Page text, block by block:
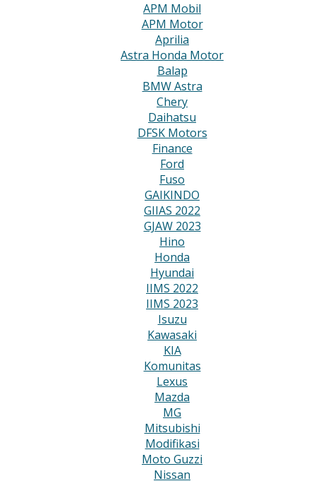
APM Mobil
APM Motor
Aprilia
Astra Honda Motor
Balap
BMW Astra
Chery
Daihatsu
DFSK Motors
Finance
Ford
Fuso
GAIKINDO
GIIAS 2022
GJAW 2023
Hino
Honda
Hyundai
IIMS 2022
IIMS 2023
Isuzu
Kawasaki
KIA
Komunitas
Lexus
Mazda
MG
Mitsubishi
Modifikasi
Moto Guzzi
Nissan